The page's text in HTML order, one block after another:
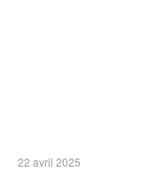
22 avril 2025